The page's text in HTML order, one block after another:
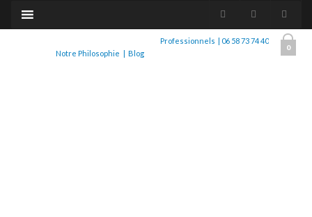
0
Notre Philosophie | Blog
Professionnels | 06 58 73 74 40